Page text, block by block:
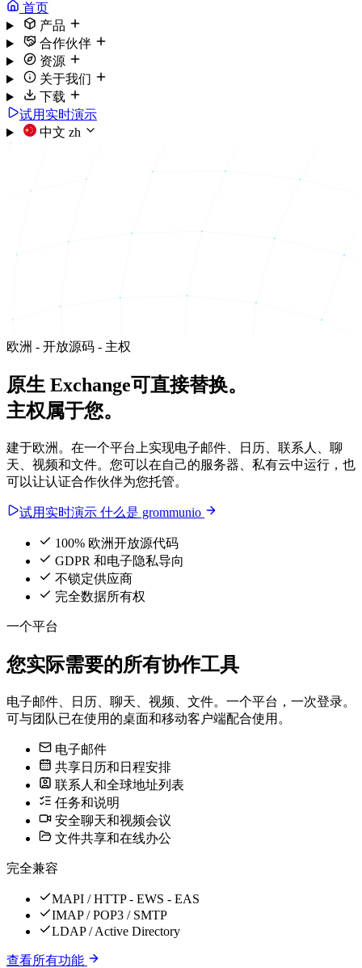
首页
产品
合作伙伴
资源
关于我们
下载
试用实时演示
中文 zh
欧洲 - 开放源码 - 主权
原生 Exchange可直接替换。
主权属于您。
建于欧洲。在一个平台上实现电子邮件、日历、联系人、聊
天、视频和文件。您可以在自己的服务器、私有云中运行，也
可以让认证合作伙伴为您托管。
试用实时演示 什么是 grommunio
100% 欧洲开放源代码
GDPR 和电子隐私导向
不锁定供应商
完全数据所有权
一个平台
您实际需要的所有协作工具
电子邮件、日历、聊天、视频、文件。一个平台，一次登录。
可与团队已在使用的桌面和移动客户端配合使用。
电子邮件
共享日历和日程安排
联系人和全球地址列表
任务和说明
安全聊天和视频会议
文件共享和在线办公
完全兼容
MAPI / HTTP - EWS - EAS
IMAP / POP3 / SMTP
LDAP / Active Directory
查看所有功能